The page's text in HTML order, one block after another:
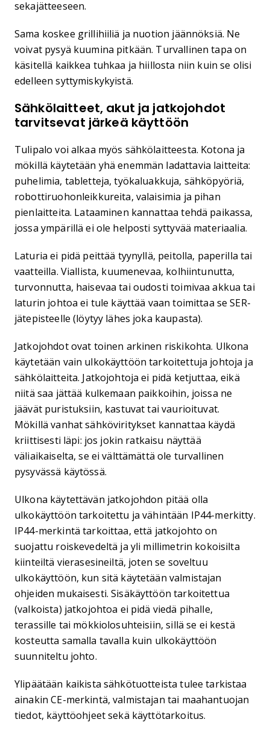
sekajätteeseen.
Sama koskee grillihiiliä ja nuotion jäännöksiä. Ne
voivat pysyä kuumina pitkään. Turvallinen tapa on
käsitellä kaikkea tuhkaa ja hiillosta niin kuin se olisi
edelleen syttymiskykyistä.
Sähkölaitteet, akut ja jatkojohdot
tarvitsevat järkeä käyttöön
Tulipalo voi alkaa myös sähkölaitteesta. Kotona ja
mökillä käytetään yhä enemmän ladattavia laitteita:
puhelimia, tabletteja, työkaluakkuja, sähköpyöriä,
robottiruohonleikkureita, valaisimia ja pihan
pienlaitteita. Lataaminen kannattaa tehdä paikassa,
jossa ympärillä ei ole helposti syttyvää materiaalia.
Laturia ei pidä peittää tyynyllä, peitolla, paperilla tai
vaatteilla. Viallista, kuumenevaa, kolhiintunutta,
turvonnutta, haisevaa tai oudosti toimivaa akkua tai
laturin johtoa ei tule käyttää vaan toimittaa se SER-
jätepisteelle (löytyy lähes joka kaupasta).
Jatkojohdot ovat toinen arkinen riskikohta. Ulkona
käytetään vain ulkokäyttöön tarkoitettuja johtoja ja
sähkölaitteita. Jatkojohtoja ei pidä ketjuttaa, eikä
niitä saa jättää kulkemaan paikkoihin, joissa ne
jäävät puristuksiin, kastuvat tai vaurioituvat.
Mökillä vanhat sähköviritykset kannattaa käydä
kriittisesti läpi: jos jokin ratkaisu näyttää
väliaikaiselta, se ei välttämättä ole turvallinen
pysyvässä käytössä.
Ulkona käytettävän jatkojohdon pitää olla
ulkokäyttöön tarkoitettu ja vähintään IP44-merkitty.
IP44-merkintä tarkoittaa, että jatkojohto on
suojattu roiskevedeltä ja yli millimetrin kokoisilta
kiinteiltä vierasesineiltä, joten se soveltuu
ulkokäyttöön, kun sitä käytetään valmistajan
ohjeiden mukaisesti. Sisäkäyttöön tarkoitettua
(valkoista) jatkojohtoa ei pidä viedä pihalle,
terassille tai mökkiolosuhteisiin, sillä se ei kestä
kosteutta samalla tavalla kuin ulkokäyttöön
suunniteltu johto.
Ylipäätään kaikista sähkötuotteista tulee tarkistaa
ainakin CE-merkintä, valmistajan tai maahantuojan
tiedot, käyttöohjeet sekä käyttötarkoitus.